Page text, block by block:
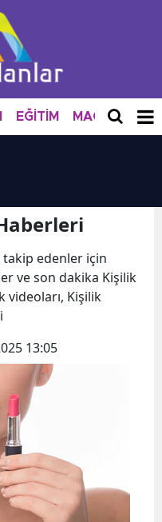
EĞİTİM MAGAZİN
edenler için
ve son dakika Kişilik
videoları, Kişilik
13:05